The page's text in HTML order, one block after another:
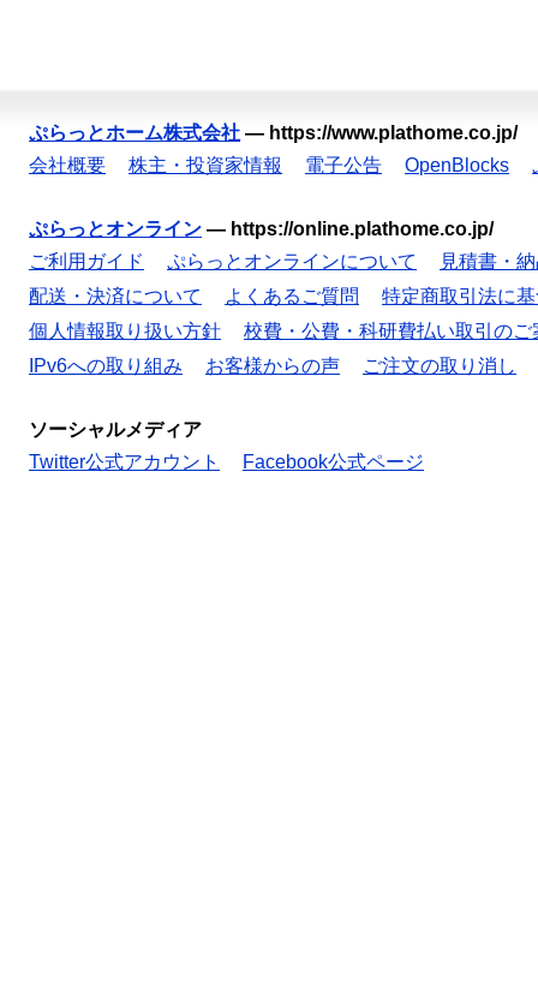
ぷらっとホーム株式会社 — https://www.plathome.co.jp/
会社概要
株主・投資家情報 電子公告 OpenBlocks
ぷらっとオンライン — https://online.plathome.co.jp/
ご利用ガイド
ぷらっとオンラインについて
見積書・
配送・決済について
よくあるご質問
特定商取引法に
個人情報取り扱い方針
校費・公費・科研費払い取引のご
IPv6への取り組み
お客様からの声 ご注文の取り消し
ソーシャルメディア
Twitter公式アカウント
Facebook公式ページ